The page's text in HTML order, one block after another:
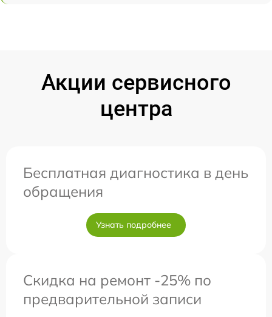
Акции сервисного
центра
Бесплатная диагностика в день
обращения
Узнать подробнее
Скидка на ремонт -25% по
предварительной записи